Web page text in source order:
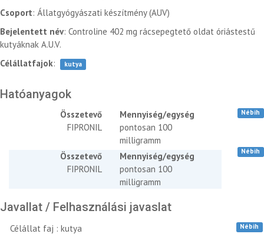
Csoport: Állatgyógyászati készítmény (AUV)
Bejelentett név: Controline 402 mg rácsepegtető oldat óriástestű
kutyáknak A.U.V.
Célállatfajok: kutya
Hatóanyagok
Összetevő
Mennyiség/egység
FIPRONIL
pontosan 100
milligramm
Nébih
Összetevő
Mennyiség/egység
FIPRONIL
pontosan 100
milligramm
Nébih
Javallat / Felhasználási javaslat
Célállat faj : kutya Nébih